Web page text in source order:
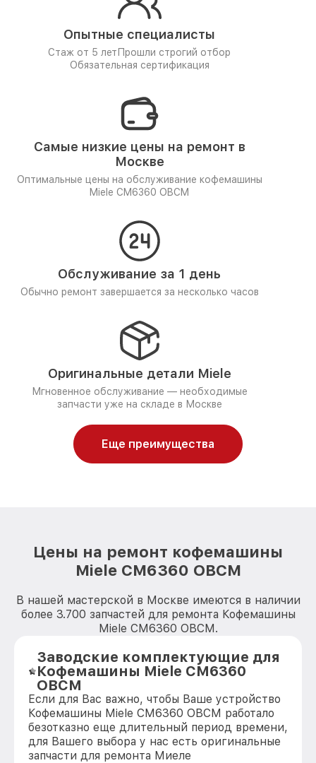
Опытные специалисты
Стаж от 5 лет Прошли строгий отбор
Обязательная сертификация
Самые низкие цены на ремонт в
Москве
Оптимальные цены на обслуживание кофемашины
Miele CM6360 OBCM
Обслуживание за 1 день
Обычно ремонт завершается за несколько часов
Оригинальные детали Miele
Мгновенное обслуживание — необходимые
запчасти уже на складе в Москве
Еще преимущества
Цены на ремонт кофемашины
Miele CM6360 OBCM
В нашей мастерской в Москве имеются в наличии
более 3.700 запчастей для ремонта Кофемашины
Miele CM6360 OBCM.
Заводские комплектующие для
Кофемашины Miele CM6360
OBCM
Если для Вас важно, чтобы Ваше устройство
Кофемашины Miele CM6360 OBCM работало
безотказно еще длительный период времени,
для Вашего выбора у нас есть оригинальные
запчасти для ремонта Миеле